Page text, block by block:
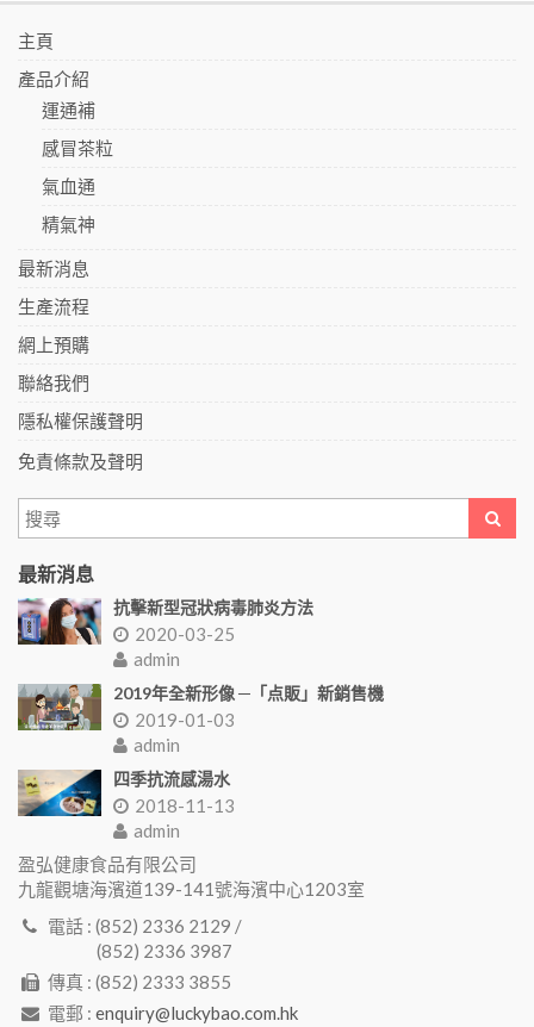
主頁
產品介紹
運通補
感冒茶粒
氣血通
精氣神
最新消息
生產流程
網上預購
聯絡我們
隱私權保護聲明
免責條款及聲明
最新消息
抗擊新型冠狀病毒肺炎方法
2020-03-25
admin
2019年全新形像 ─「点販」新銷售機
2019-01-03
admin
四季抗流感湯水
2018-11-13
admin
盈弘健康食品有限公司
九龍觀塘海濱道139-141號海濱中心1203室
電話 : (852) 2336 2129 /
(852) 2336 3987
傳真 : (852) 2333 3855
電郵 : enquiry@luckybao.com.hk